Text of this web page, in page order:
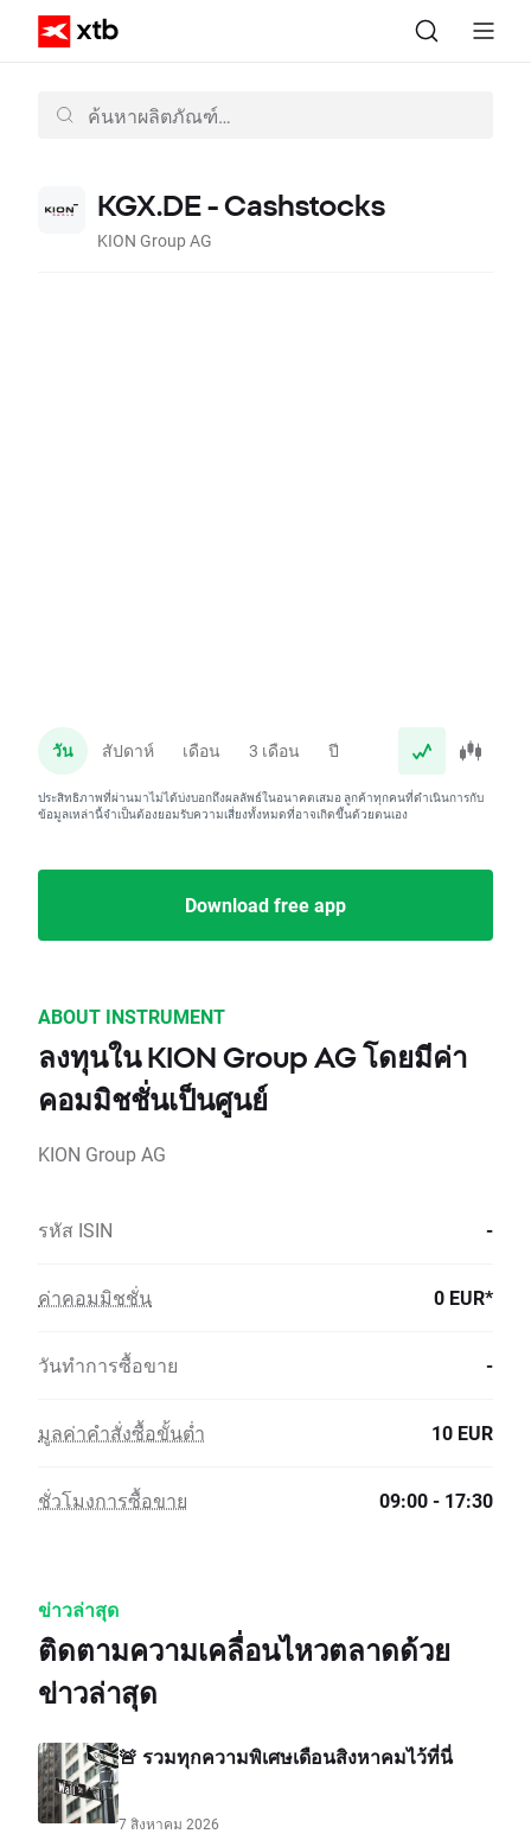
KGX.DE - Cashstocks
KION Group AG
วัน สัปดาห์ เดือน 3 เดือน ปี
ประสิทธิภาพที่ผ่านมาไม่ได้บ่งบอกถึงผลลัพธ์ในอนาคตเสมอ ลูกค้าทุกคนที่ดำเนินการกับ
ข้อมูลเหล่านี้จำเป็นต้องยอมรับความเสี่ยงทั้งหมดที่อาจเกิดขึ้นด้วยตนเอง
Download free app
ABOUT INSTRUMENT
ลงทุนใน KION Group AG โดยมีค่า
คอมมิชชั่นเป็นศูนย์
KION Group AG
รหัส ISIN -
ค่าคอมมิชชั่น 0 EUR*
วันทำการซื้อขาย -
มูลค่าคำสั่งซื้อขั้นต่ำ 10 EUR
ชั่วโมงการซื้อขาย 09:00 - 17:30
ข่าวล่าสุด
ติดตามความเคลื่อนไหวตลาดด้วย
ข่าวล่าสุด
🚨 รวมทุกความพิเศษเดือนสิงหาคมไว้ที่นี่
7 สิงหาคม 2026